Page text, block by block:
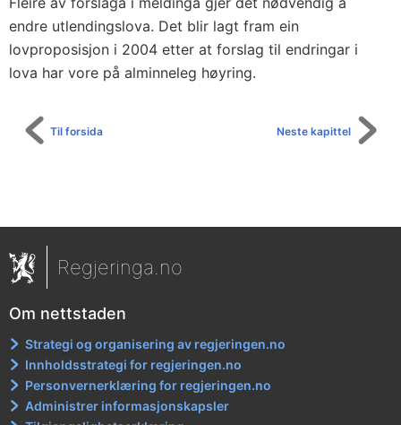
endre utlendingslova. Det blir lagt fram ein
lovproposisjon i 2004 etter at forslag til endringar i
lova har vore på alminneleg høyring.
Neste kapittel
Til forsida
Regjeringa.no
Om nettstaden
Strategi og organisering av regjeringen.no
Innholdsstrategi for regjeringen.no
Personvernerklæring for regjeringen.no
Administrer informasjonskapsler